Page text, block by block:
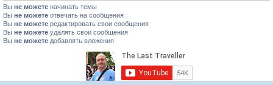
Вы не можете начинать темы
Вы не можете отвечать на сообщения
Вы не можете редактировать свои сообщения
Вы не можете удалять свои сообщения
Вы не можете добавлять вложения